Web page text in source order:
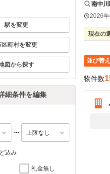
駅を変更
区町村を変更
図から探す
細条件を編集
〜
込み
礼金無し
南中
2026
現在の
並び替え
物件数